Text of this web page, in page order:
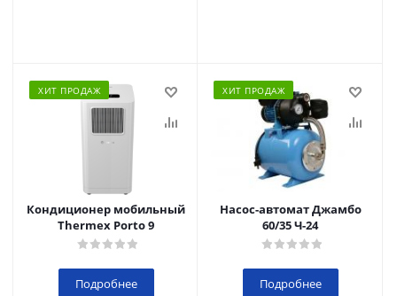
ХИТ ПРОДАЖ
Кондиционер мобильный
Thermex Porto 9
Подробнее
ХИТ ПРОДАЖ
Насос-автомат Джамбо
60/35 Ч-24
Подробнее